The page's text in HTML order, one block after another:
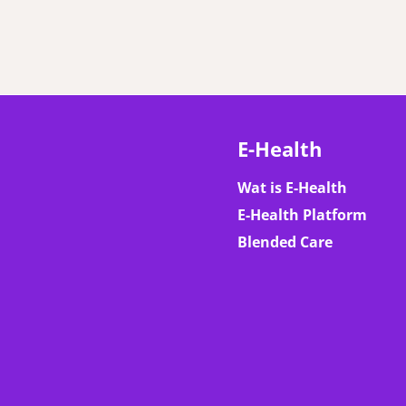
E-Health
Wat is E-Health
E-Health Platform
Blended Care